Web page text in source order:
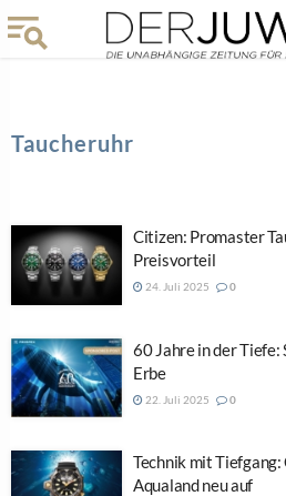
Taucheruhr
Citizen: Promaster
Preisvorteil
24. Juli 2025 0
60 Jahre in der Tiefe:
Erbe
22. Juli 2025 0
Technik mit
Aqualand neu auf